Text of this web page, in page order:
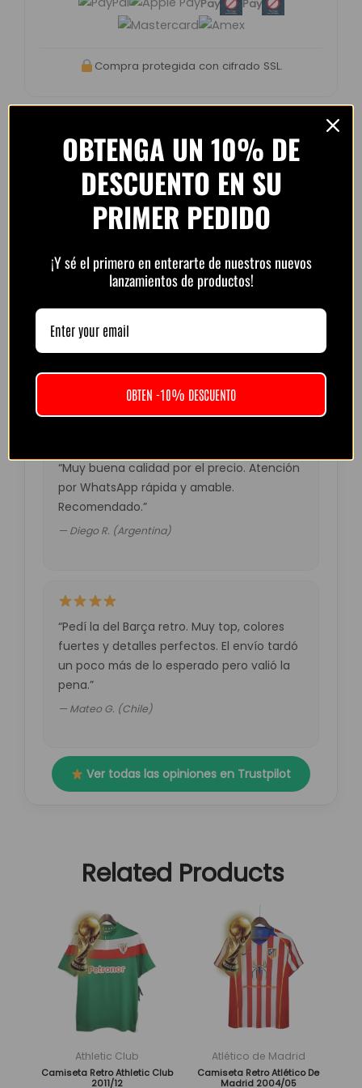
Pay Pay
Compra protegida con cifrado SSL.
Opiniones de clientes –
PlayFutbol
4.8 / 5 basado en
1.240
“Camiseta mejor de lo esperado. El envío
tardó unos días pero llegó perfecta.
— Laura M. (España)
“Muy buena calidad por el precio. Atención
por WhatsApp rápida y amable.
Recomendado.”
— Diego R. (Argentina)
“Pedí la del Barça retro. Muy top, colores
fuertes y detalles perfectos. El envío tardó
un poco más de lo esperado pero valió la
pena.”
— Mateo G. (Chile)
Ver todas las opiniones en Trustpilot
Related Products
Athletic Club
Camiseta Retro Athletic Club
2011/12
El
precio
original
era:
89,95 €.
es:
producto
tiene
múltiples
variantes.
Las
opciones
se
pueden
Atlético de Madrid
Camiseta Retro Atlético De
Madrid 2004/05
precio
original
era:
89,95 €.
es:
producto
tiene
múltiples
variantes.
Las
opciones
se
pueden
OBTENGA UN 10% DE
DESCUENTO EN SU
PRIMER PEDIDO
¡Y sé el primero en enterarte de nuestros nuevos
lanzamientos de productos!
OBTEN -10% DESCUENTO